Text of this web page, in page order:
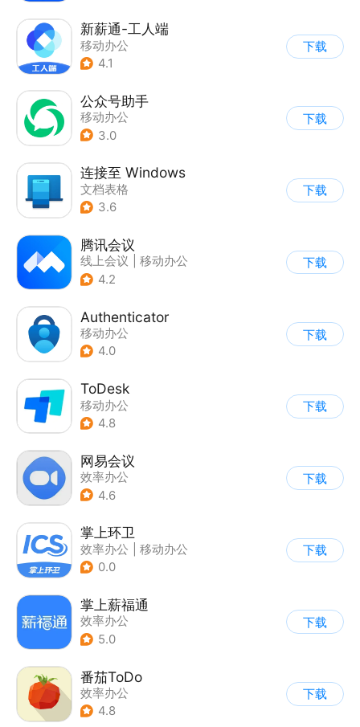
新薪通-工人端
移动办公
4.1
下载
公众号助手
移动办公
3.0
下载
连接至 Windows
文档表格
3.6
下载
腾讯会议
线上会议
移动办公
4.2
下载
Authenticator
移动办公
4.0
下载
ToDesk
移动办公
4.8
下载
网易会议
效率办公
4.6
下载
掌上环卫
效率办公
移动办公
0.0
下载
掌上薪福通
效率办公
5.0
下载
番茄ToDo
效率办公
4.8
下载